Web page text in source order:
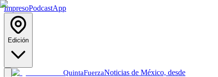
ImpresoPodcastApp
Edición
QuintaFuerzaNoticias de México, desde